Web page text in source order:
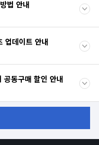
법 안내
업데이트 안내
동구매 할인 안내